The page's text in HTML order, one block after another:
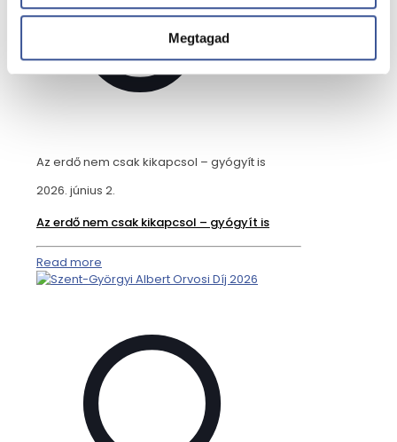
Megtagad
Az erdő nem csak kikapcsol – gyógyít is
2026. június 2.
Az erdő nem csak kikapcsol – gyógyít is
Read more